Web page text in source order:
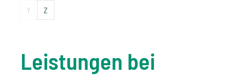
Y Z
Leistungen bei